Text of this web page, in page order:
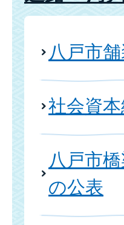
八戸市
社会資
八戸市
の公表